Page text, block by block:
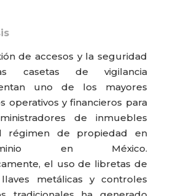
de accesos y la seguridad
casetas de vigilancia
uno de los mayores
operativos y financieros para
de inmuebles
régimen de propiedad en
en México.
el uso de libretas de
metálicas y controles